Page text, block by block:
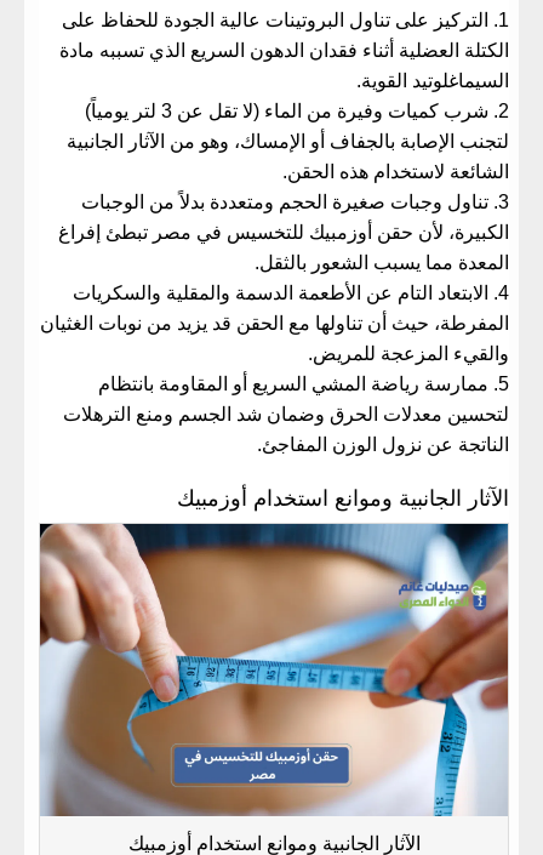
​التركيز على تناول البروتينات عالية الجودة للحفاظ على
الكتلة العضلية أثناء فقدان الدهون السريع الذي تسببه مادة
السيماغلوتيد القوية.
​شرب كميات وفيرة من الماء (لا تقل عن 3 لتر يومياً)
لتجنب الإصابة بالجفاف أو الإمساك، وهو من الآثار الجانبية
الشائعة لاستخدام هذه الحقن.
​تناول وجبات صغيرة الحجم ومتعددة بدلاً من الوجبات
الكبيرة، لأن حقن أوزمبيك للتخسيس في مصر تبطئ إفراغ
المعدة مما يسبب الشعور بالثقل.
​الابتعاد التام عن الأطعمة الدسمة والمقلية والسكريات
المفرطة، حيث أن تناولها مع الحقن قد يزيد من نوبات الغثيان
والقيء المزعجة للمريض.
​ممارسة رياضة المشي السريع أو المقاومة بانتظام
لتحسين معدلات الحرق وضمان شد الجسم ومنع الترهلات
الناتجة عن نزول الوزن المفاجئ.
​الآثار الجانبية وموانع استخدام أوزمبيك
الآثار الجانبية وموانع استخدام أوزمبيك